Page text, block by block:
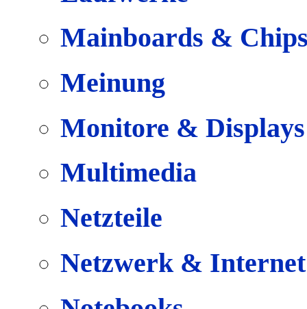
Mainboards &
Meinung
Monitore & Displays
Multimedia
Netzteile
Netzwerk & Internet